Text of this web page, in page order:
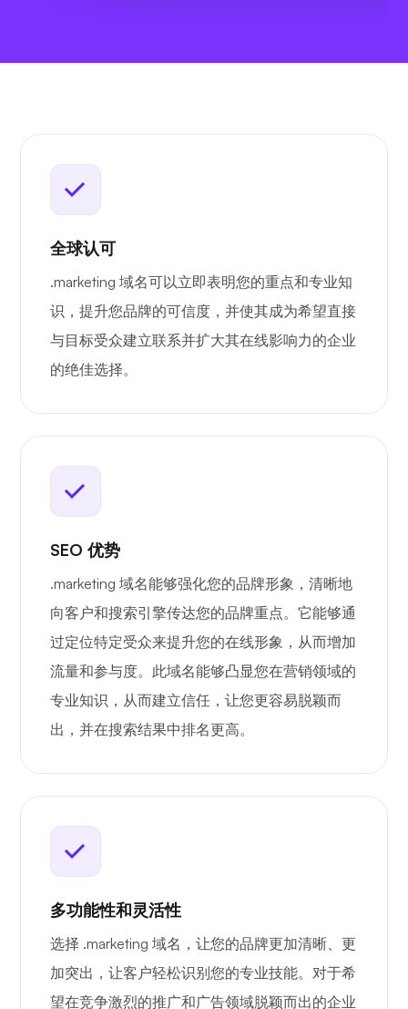
全球认可
.marketing 域名可以立即表明您的重点和专业知
识，提升您品牌的可信度，并使其成为希望直接
与目标受众建立联系并扩大其在线影响力的企业
的绝佳选择。
SEO 优势
.marketing 域名能够强化您的品牌形象，清晰地
向客户和搜索引擎传达您的品牌重点。它能够通
过定位特定受众来提升您的在线形象，从而增加
流量和参与度。此域名能够凸显您在营销领域的
专业知识，从而建立信任，让您更容易脱颖而
出，并在搜索结果中排名更高。
多功能性和灵活性
选择 .marketing 域名，让您的品牌更加清晰、更
加突出，让客户轻松识别您的专业技能。对于希
望在竞争激烈的推广和广告领域脱颖而出的企业